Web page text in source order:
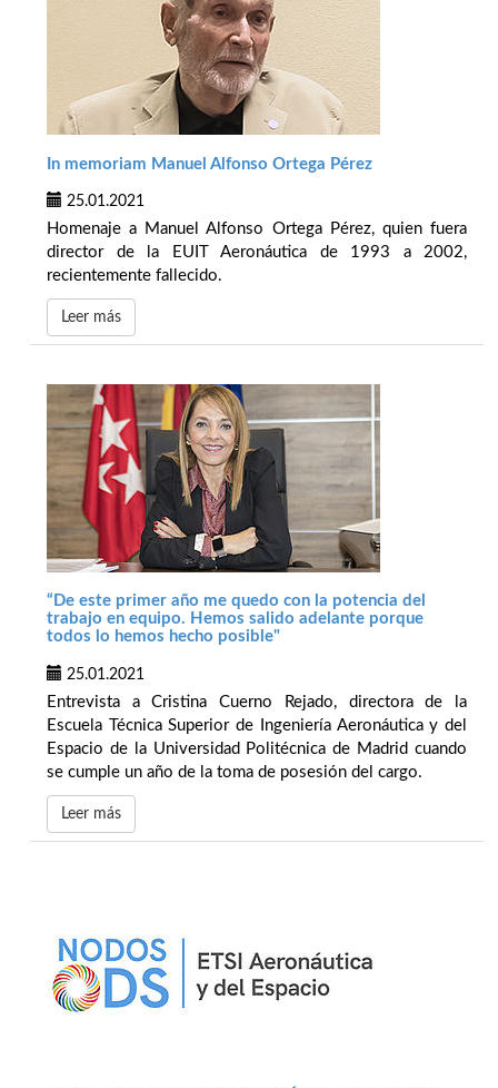
In memoriam Manuel Alfonso Ortega Pérez
25.01.2021
Homenaje a Manuel Alfonso Ortega Pérez, quien fuera
director de la EUIT Aeronáutica de 1993 a 2002,
recientemente fallecido.
Leer más
“De este primer año me quedo con la potencia del
trabajo en equipo. Hemos salido adelante porque
todos lo hemos hecho posible"
25.01.2021
Entrevista a Cristina Cuerno Rejado, directora de la
Escuela Técnica Superior de Ingeniería Aeronáutica y del
Espacio de la Universidad Politécnica de Madrid cuando
se cumple un año de la toma de posesión del cargo.
Leer más